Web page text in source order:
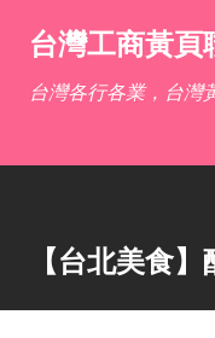
台灣工商黃頁
台灣各行各業，台灣
【台北美食